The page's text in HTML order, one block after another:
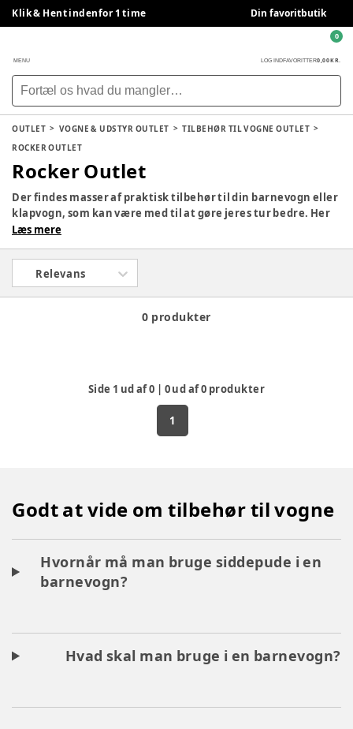
Klik & Hent indenfor 1 time Din favoritbutik
MENU LOG INDFAVORITTER0,00 KR.
0
OUTLET VOGNE & UDSTYR OUTLET
TILBEHØR TIL VOGNE OUTLET
ROCKER OUTLET
Rocker Outlet
Der findes masser af praktisk tilbehør til din barnevogn eller
klapvogn, som kan være med til at gøre jeres tur bedre. Her
finder du regnslag, solskærme, lifte, praktiske kopholdere
Læs mere
Relevans
0 produkter
Side 1 ud af0 | 0ud af0 produkter
1
Godt at vide om tilbehør til vogne
Hvornår må man bruge siddepude i en
barnevogn?
Hvad skal man bruge i en barnevogn?